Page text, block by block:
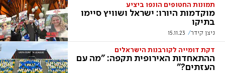
תמונות החטופים הונפו ביציע
מוקדמות היורו: ישראל ושוויץ סיימו
בתיקו
ניצן קידר 15.11.23
דקת דומייה לקורבנות הישראלים
ההתאחדות האירופית תקפה: "מה עם
העזתים?"